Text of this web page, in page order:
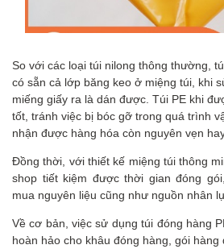
So với các loại túi nilong thông thường,
có sẵn cả lớp băng keo ở miệng túi, khi
miếng giấy ra là dán được. Túi PE khi
tốt, tránh việc bị bóc gỡ trong quá trình
nhận được hàng hóa còn nguyên vẹn
Đồng thời, với thiết kế miệng túi thông
shop tiết kiệm được thời gian đóng
mua nguyên liệu cũng như nguồn nhân
Về cơ bản, việc sử dụng túi đóng hàng
hoàn hảo cho khâu đóng hàng, gói